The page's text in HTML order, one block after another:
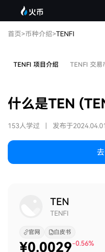
首页>币种介绍>TENFI
TENFI 项目介绍 TENFI 交易
什么是TEN
153人学过 发布于
TEN
TENFI
官网 白皮书
¥0.0029-0.56%